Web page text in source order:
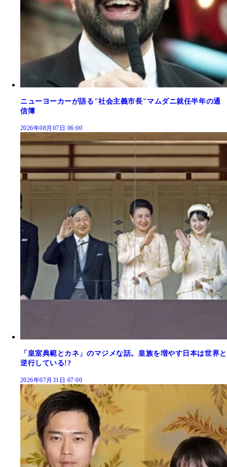
ニューヨーカーが語る"社会主義市長"マムダニ就任半年の通
信簿
2026年08月07日 06:00
「皇室典範とカネ」のマジメな話。皇族を増やす日本は世界と
逆行している!?
2026年07月31日 07:00